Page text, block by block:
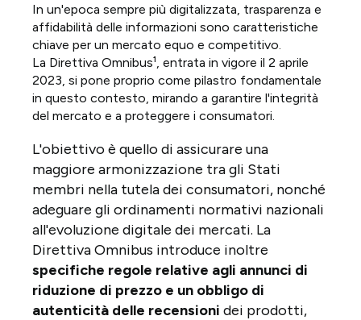
Contatti
Italiano
In un'epoca sempre più digitalizzata, trasparenza e
affidabilità delle informazioni sono caratteristiche
chiave per un mercato equo e competitivo.
La Direttiva Omnibus¹, entrata in vigore il 2 aprile
2023, si pone proprio come pilastro fondamentale
in questo contesto, mirando a garantire l'integrità
del mercato e a proteggere i consumatori.
L'obiettivo è quello di assicurare una
maggiore armonizzazione tra gli Stati
membri nella tutela dei consumatori, nonché
adeguare gli ordinamenti normativi nazionali
all'evoluzione digitale dei mercati. La
Direttiva Omnibus introduce inoltre
specifiche regole relative agli annunci di
riduzione di prezzo e un obbligo di
autenticità delle recensioni dei prodotti,